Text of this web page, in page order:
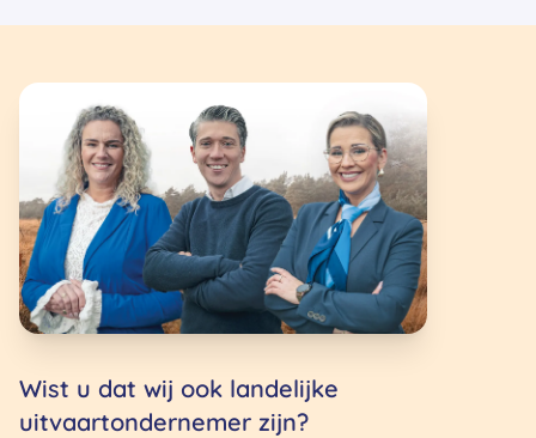
Wist u dat wij ook landelijke
uitvaartondernemer zijn?